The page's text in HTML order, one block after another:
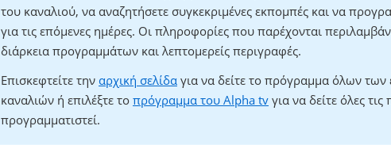
του καναλιού, να αναζητήσετε συγκεκριμένες εκπομπές και να
για τις επόμενες ημέρες. Οι πληροφορίες που παρέχονται
διάρκεια προγραμμάτων και λεπτομερείς περιγραφές.
Επισκεφτείτε την αρχική σελίδα για να δείτε το πρόγραμμα όλων των
καναλιών ή επιλέξτε το πρόγραμμα του Alpha tv για να δείτε όλες
προγραμματιστεί.